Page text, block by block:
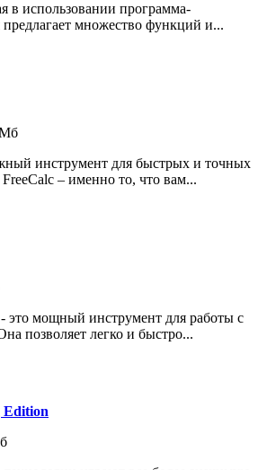
в использовании программа-
предлагает множество функций и...
инструмент для быстрых и точных
– именно то, что вам...
это мощный инструмент для работы с
позволяет легко и быстро...
Edition